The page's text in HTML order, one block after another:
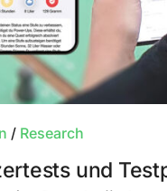
/ Research
und